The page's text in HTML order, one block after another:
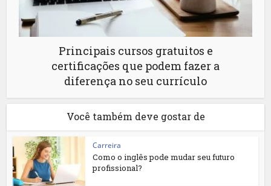
Principais cursos gratuitos e
certificações que podem fazer a
diferença no seu currículo
Você também deve gostar de
Carreira
Como o inglês pode mudar seu futuro
profissional?